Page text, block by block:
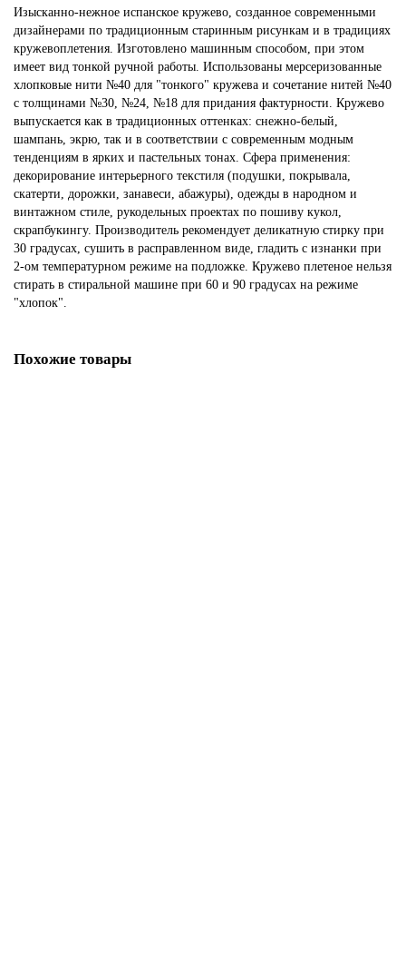
Изысканно-нежное испанское кружево, созданное современными
дизайнерами по традиционным старинным рисункам и в традициях
кружевоплетения. Изготовлено машинным способом, при этом
имеет вид тонкой ручной работы. Использованы мерсеризованные
хлопковые нити №40 для "тонкого" кружева и сочетание нитей №40
с толщинами №30, №24, №18 для придания фактурности. Кружево
выпускается как в традиционных оттенках: снежно-белый,
шампань, экрю, так и в соответствии с современным модным
тенденциям в ярких и пастельных тонах. Сфера применения:
декорирование интерьерного текстиля (подушки, покрывала,
скатерти, дорожки, занавеси, абажуры), одежды в народном и
винтажном стиле, рукодельных проектах по пошиву кукол,
скрапбукингу. Производитель рекомендует деликатную стирку при
30 градусах, сушить в расправленном виде, гладить с изнанки при
2-ом температурном режиме на подложке. Кружево плетеное нельзя
стирать в стиральной машине при 60 и 90 градусах на режиме
"хлопок".
Похожие товары